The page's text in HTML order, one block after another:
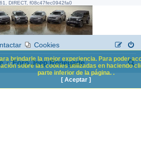
DIRECT, f08c47fec0942fa0
Cookies
Foro Jeep Renegade
B
s
brindarle la mejor experiencia. Para poder
sobre las cookies utilizadas en haciendo
parte inferior de la página. .
[ Aceptar ]